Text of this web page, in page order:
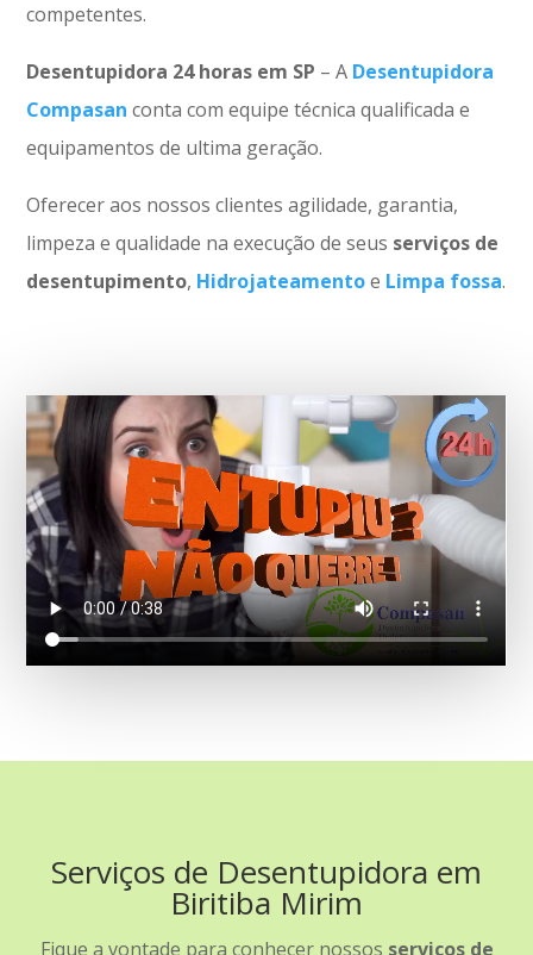
competentes.
Desentupidora 24 horas em SP – A Desentupidora
Compasan conta com equipe técnica qualificada e
equipamentos de ultima geração.
Oferecer aos nossos clientes agilidade, garantia,
limpeza e qualidade na execução de seus serviços de
desentupimento, Hidrojateamentoe Limpa fossa.
Serviços de Desentupidora em
Biritiba Mirim
Fique a vontade para conhecer nossos serviços de